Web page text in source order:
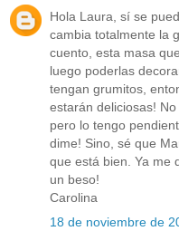
Hola Laura, sí se
cambia totalmente la
cuento, esta masa
luego poderlas
tengan grumitos,
estarán deliciosas!
pero lo tengo
dime! Sino, sé que
que está bien. Ya me
un beso!
Carolina
18 de noviembre de